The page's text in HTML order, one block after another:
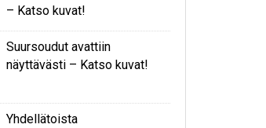
– Katso kuvat!
Suursoudut avattiin
näyttävästi – Katso kuvat!
Yhdellätoista